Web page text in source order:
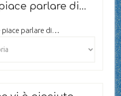
parlare di…
piace parlare di…